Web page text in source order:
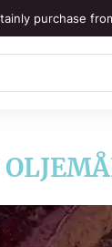
purchase
clear